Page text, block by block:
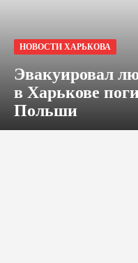
НОВОСТИ ХАРЬКОВА
Эвакуировал
в Харькове
Польши